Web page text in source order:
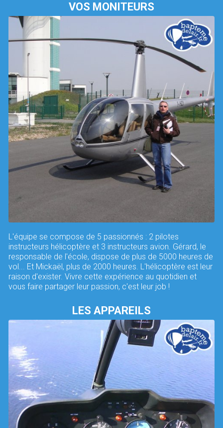
VOS MONITEURS
L'équipe se compose de 5 passionnés : 2 pilotes
instructeurs hélicoptère et 3 instructeurs avion. Gérard, le
responsable de l'école, dispose de plus de 5000 heures de
vol... Et Mickaël, plus de 2000 heures. L'hélicoptère est leur
raison d'exister. Vivre cette expérience au quotidien et
vous faire partager leur passion, c'est leur job !
LES APPAREILS